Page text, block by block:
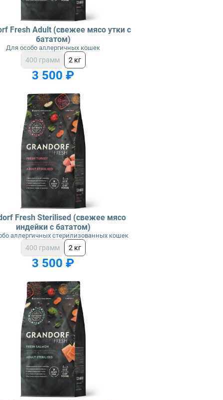
Fresh Adult (свежее мясо утки с
бататом)
Для особо аллергичных кошек
400 грамм 2 кг
3 500 ₽
Fresh Sterilised (свежее мясо
индейки с бататом)
аллергичных стерилизованных кошек
400 грамм 2 кг
3 500 ₽